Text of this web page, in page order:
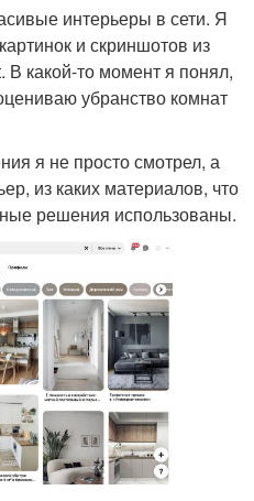
интерьеры в сети. Я
и скриншотов из
какой-то момент я понял,
убранство комнат
я не просто смотрел, а
из каких материалов, что
решения использованы.